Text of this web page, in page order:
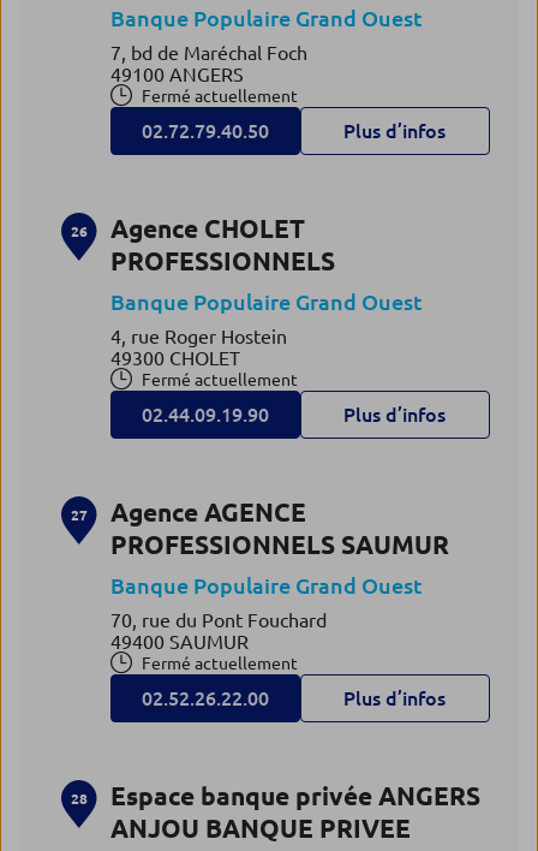
Banque Populaire Grand Ouest
7, bd de Maréchal Foch
49100 ANGERS
Fermé actuellement
02.72.79.40.50 Plus d’infos
26
Agence CHOLET
PROFESSIONNELS
Banque Populaire Grand Ouest
4, rue Roger Hostein
49300 CHOLET
Fermé actuellement
02.44.09.19.90 Plus d’infos
27
Agence AGENCE
PROFESSIONNELS SAUMUR
Banque Populaire Grand Ouest
70, rue du Pont Fouchard
49400 SAUMUR
Fermé actuellement
02.52.26.22.00 Plus d’infos
28
Espace banque privée ANGERS
ANJOU BANQUE PRIVEE